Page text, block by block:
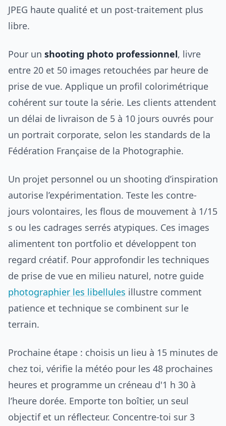
JPEG haute qualité et un post-traitement plus
libre.
Pour un shooting photo professionnel, livre
entre 20 et 50 images retouchées par heure de
prise de vue. Applique un profil colorimétrique
cohérent sur toute la série. Les clients attendent
un délai de livraison de 5 à 10 jours ouvrés pour
un portrait corporate, selon les standards de la
Fédération Française de la Photographie.
Un projet personnel ou un shooting d’inspiration
autorise l’expérimentation. Teste les contre-
jours volontaires, les flous de mouvement à 1/15
s ou les cadrages serrés atypiques. Ces images
alimentent ton portfolio et développent ton
regard créatif. Pour approfondir les techniques
de prise de vue en milieu naturel, notre guide
photographier les libellules illustre comment
patience et technique se combinent sur le
terrain.
Prochaine étape : choisis un lieu à 15 minutes de
chez toi, vérifie la météo pour les 48 prochaines
heures et programme un créneau d'1 h 30 à
l’heure dorée. Emporte ton boîtier, un seul
objectif et un réflecteur. Concentre-toi sur 3